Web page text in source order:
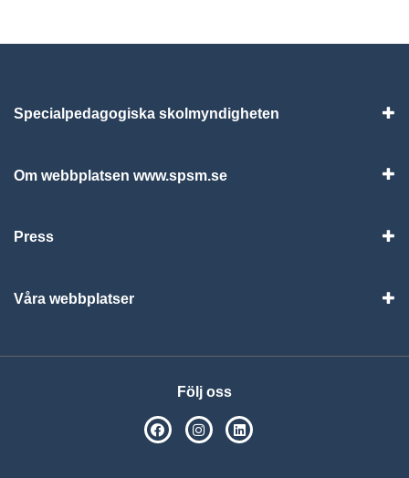
Specialpedagogiska skolmyndigheten
Om webbplatsen www.spsm.se
Press
Våra webbplatser
Följ oss
SPSM på Facebook
SPSM på Instagram